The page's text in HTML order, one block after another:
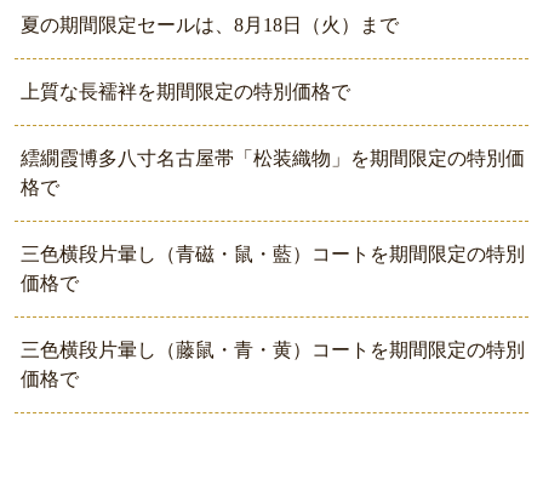
夏の期間限定セールは、8月18日（火）まで
上質な長襦袢を期間限定の特別価格で
繧繝霞博多八寸名古屋帯「松装織物」を期間限定の特別価
格で
三色横段片暈し（青磁・鼠・藍）コートを期間限定の特別
価格で
三色横段片暈し（藤鼠・青・黄）コートを期間限定の特別
価格で